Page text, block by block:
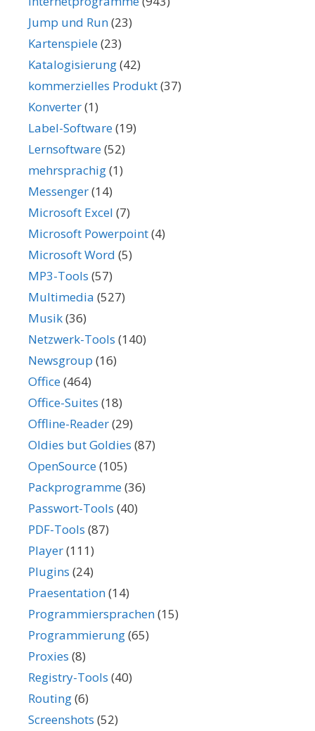
Jump und Run(23)
Kartenspiele(23)
Katalogisierung(42)
kommerzielles Produkt(37)
Konverter(1)
Label-Software(19)
Lernsoftware(52)
mehrsprachig(1)
Messenger(14)
Microsoft Excel (7)
Microsoft Powerpoint(4)
Microsoft Word (5)
MP3-Tools (57)
Multimedia (527)
Musik(36)
Netzwerk-Tools (140)
Newsgroup (16)
Office(464)
Office-Suites (18)
Offline-Reader(29)
Oldies but Goldies (87)
OpenSource(105)
Packprogramme(36)
Passwort-Tools (40)
PDF-Tools (87)
Player(111)
Plugins (24)
Praesentation(14)
Programmiersprachen(15)
Programmierung(65)
Proxies (8)
Registry-Tools (40)
Routing(6)
Screenshots (52)